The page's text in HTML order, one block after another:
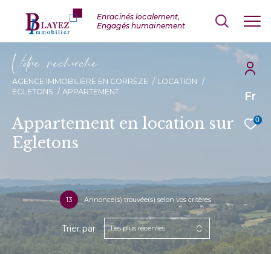
Fr
0
Vore recece
AGENCE IMMOBILIÈRE EN CORRÈZE
LOCATION
EGLETONS
APPARTEMENT
Appartement en location sur
Egletons
13 Annonce(s) trouvée(s) selon vos critères
Trier par Les plus récentes